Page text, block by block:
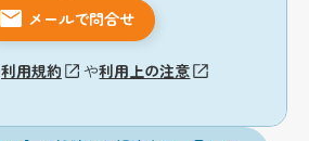
メールで問合せ
利用規約 や利用上の注意